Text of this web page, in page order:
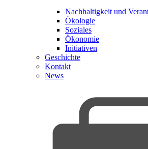
Nachhaltigkeit und
Ökologie
Soziales
Ökonomie
Initiativen
Geschichte
Kontakt
News